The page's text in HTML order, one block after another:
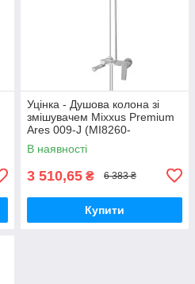
Уцінка - Душова колона зі
змішувачем Mixxus Premium
Ares 009-J (MI8260-
20260612-9095)
В наявності
3 510,65 ₴ 6 383 ₴
Купити